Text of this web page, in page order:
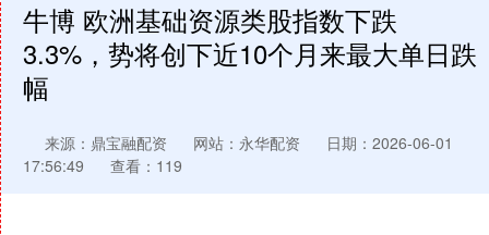
牛博 欧洲基础资源类股指数下跌
3.3%，势将创下近10个月来最大单日跌
幅
来源：鼎宝融配资 网站：永华配资
日期：2026-06-01
17:56:49
查看：119